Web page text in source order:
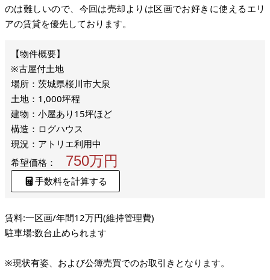
のは難しいので、今回は売却よりは区画でお好きに使えるエリ
アの賃貸を優先しております。
※古屋付土地
場所：茨城県桜川市大泉
土地：1,000坪程
建物：小屋あり15坪ほど
構造：ログハウス
現況：アトリエ利用中
希望価格：
750万円
手数料を計算する
賃料:一区画/年間12万円(維持管理費)
駐車場:数台止められます
※現状有姿、および公簿売買でのお取引きとなります。